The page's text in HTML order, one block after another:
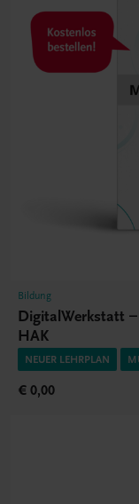
Bildung
DigitalWerkstatt
HAK
NEUER LEHRPLAN
€ 0,00